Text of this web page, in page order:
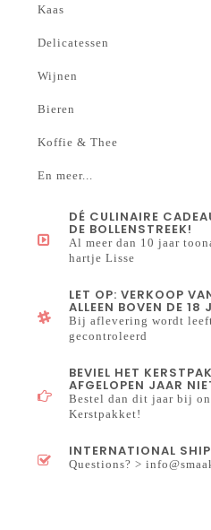
Kaas
Delicatessen
Wijnen
Bieren
Koffie & Thee
En meer...
DÉ CULINAIRE
DE BOLLENSTREEK!
Al meer dan 10 jaar
hartje Lisse
LET OP: VERKOOP
ALLEEN BOVEN DE 18
Bij aflevering wordt
gecontroleerd
BEVIEL HET
AFGELOPEN JAAR
Bestel dan dit jaar bij
Kerstpakket!
INTERNATIONAL
Questions? >